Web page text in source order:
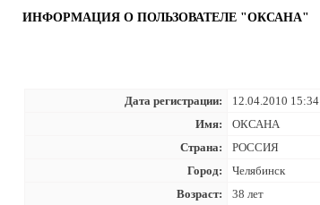
ИНФОРМАЦИЯ О ПОЛЬЗОВАТЕЛЕ "ОКСАНА"
Дата регистрации:
12.04.2010 15:34
Имя:
ОКСАНА
Страна:
РОССИЯ
Город:
Челябинск
Возраст:
38 лет